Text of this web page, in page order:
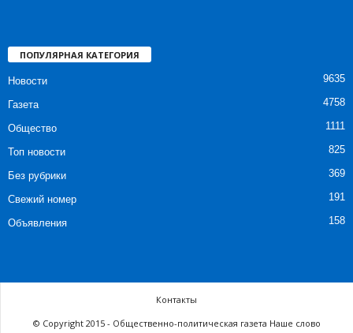
ПОПУЛЯРНАЯ КАТЕГОРИЯ
Новости 9635
Газета 4758
Общество 1111
Топ новости 825
Без рубрики 369
Свежий номер 191
Объявления 158
Контакты
© Copyright 2015 - Общественно-политическая газета Наше слово